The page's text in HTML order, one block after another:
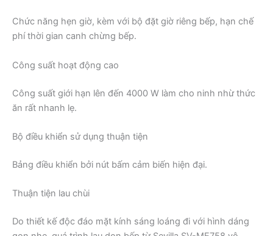
Chức năng hẹn giờ, kèm với bộ đặt giờ riêng bếp, hạn chế
phí thời gian canh chừng bếp.
Công suất hoạt động cao
Công suất giới hạn lên đến 4000 W làm cho ninh nhừ thức
ăn rất nhanh lẹ.
Bộ điều khiển sử dụng thuận tiện
Bảng điều khiển bởi nút bấm cảm biến hiện đại.
Thuận tiện lau chùi
Do thiết kế độc đáo mặt kính sáng loáng đi với hình dáng